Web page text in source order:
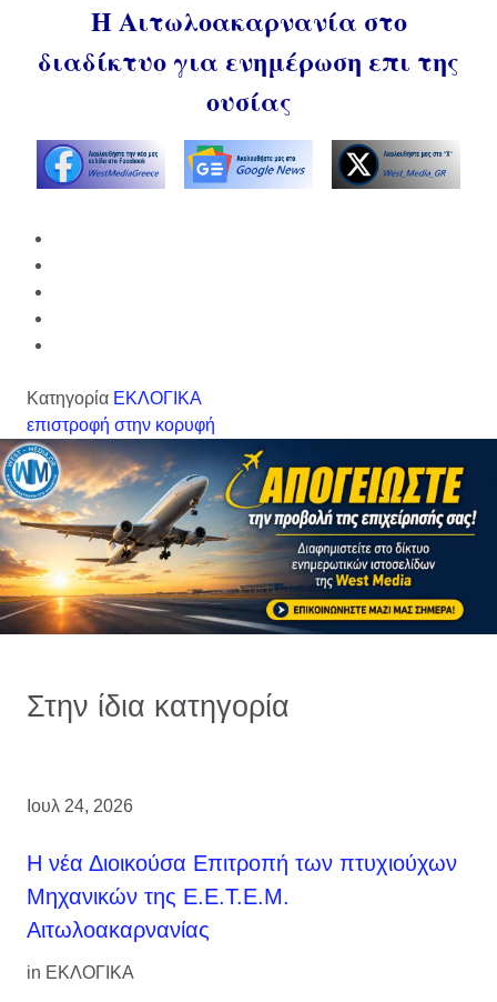
Η Αιτωλοακαρνανία στο
διαδίκτυο για ενημέρωση επι της
ουσίας
Κατηγορία ΕΚΛΟΓΙΚΑ
επιστροφή στην κορυφή
Στην ίδια κατηγορία
Ιουλ 24, 2026
H νέα Διοικούσα Επιτροπή των πτυχιούχων
Μηχανικών της Ε.Ε.Τ.Ε.Μ.
Αιτωλοακαρνανίας
in ΕΚΛΟΓΙΚΑ